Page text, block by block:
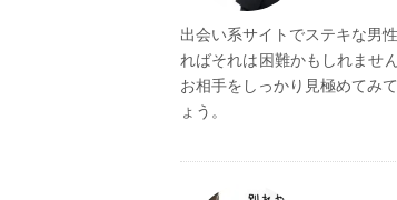
出会い系サイトでステキな男
ればそれは困難かもしれませ
お相手をしっかり見極めてみ
ょう。